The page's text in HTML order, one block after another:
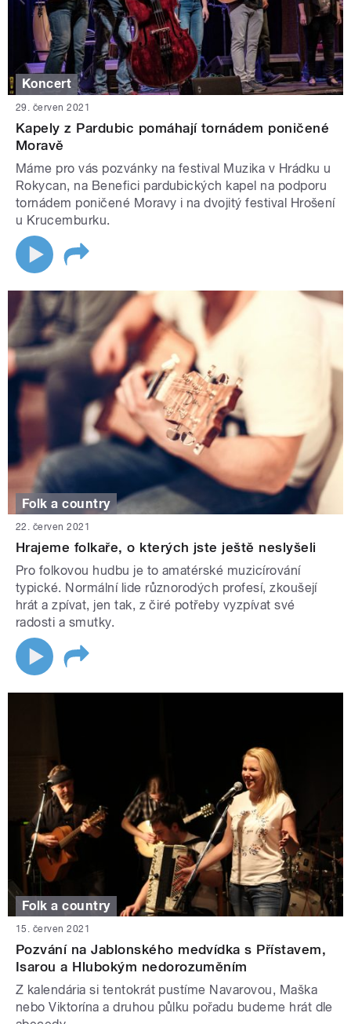
Koncert
29. červen 2021
Kapely z Pardubic pomáhají tornádem poničené
Moravě
Máme pro vás pozvánky na festival Muzika v Hrádku u
Rokycan, na Benefici pardubických kapel na podporu
tornádem poničené Moravy i na dvojitý festival Hrošení
u Krucemburku.
Folk a country
22. červen 2021
Hrajeme folkaře, o kterých jste ještě neslyšeli
Pro folkovou hudbu je to amatérské muzicírování
typické. Normální lide různorodých profesí, zkoušejí
hrát a zpívat, jen tak, z čiré potřeby vyzpívat své
radosti a smutky.
Folk a country
15. červen 2021
Pozvání na Jablonského medvídka s Přístavem,
Isarou a Hlubokým nedorozuměním
Z kalendária si tentokrát pustíme Navarovou, Maška
nebo Viktorína a druhou půlku pořadu budeme hrát dle